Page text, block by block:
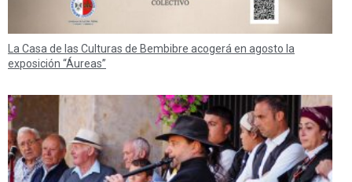
La Casa de las Culturas de Bembibre acogerá en agosto la
exposición “Áureas”